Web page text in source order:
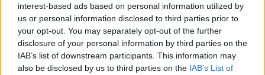
interest-based ads based on personal information utilized by
us or personal information disclosed to third parties prior to
your opt-out. You may separately opt-out of the further
disclosure of your personal information by third parties on the
IAB’s list of downstream participants. This information may
also be disclosed by us to third parties on the IAB’s List of